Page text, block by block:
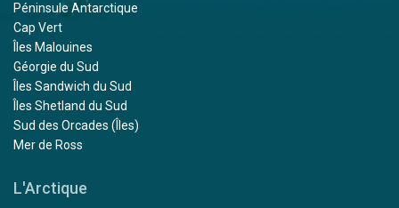
Péninsule Antarctique
Cap Vert
Îles Malouines
Géorgie du Sud
Îles Sandwich du Sud
Îles Shetland du Sud
Sud des Orcades (Îles)
Mer de Ross
L'Arctique